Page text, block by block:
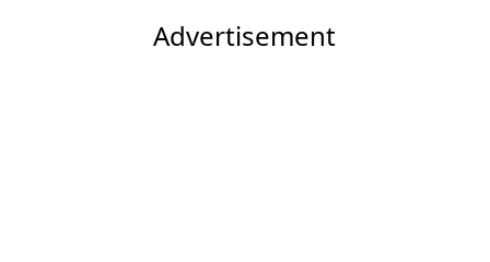
Advertisement